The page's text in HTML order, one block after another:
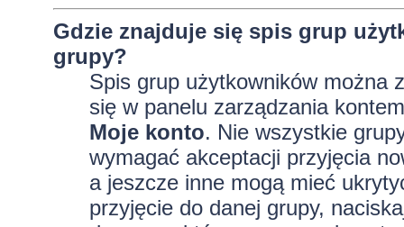
Gdzie znajduje się spis grup
grupy?
Spis grup użytkowników można
się w panelu zarządzania
Moje konto. Nie wszystkie
wymagać akceptacji przyjęcia
a jeszcze inne mogą mieć
przyjęcie do danej grupy,